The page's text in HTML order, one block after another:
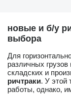
новые и б/у
выбора
Для
различных
складских и
ричтраки. У этой
работы, однако,